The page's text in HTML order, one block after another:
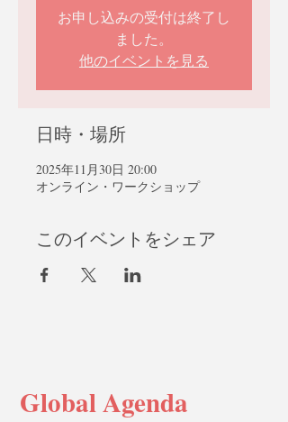
お申し込みの受付は終了し
ました。
他のイベントを見る
日時・場所
2025年11月30日 20:00
オンライン・ワークショップ
このイベントをシェア
Global Agenda